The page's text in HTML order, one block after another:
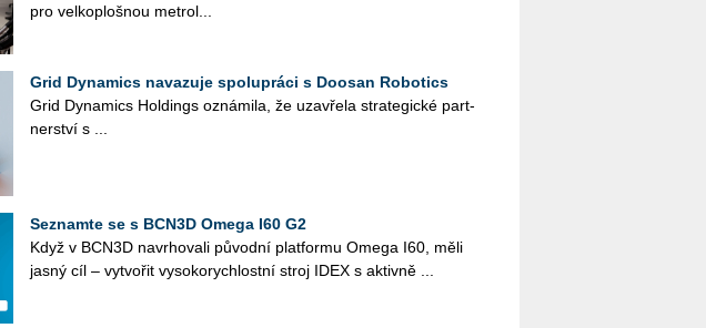
pro vel­ko­ploš­nou me­t­ro­l...
Grid Dynamics navazuje spolupráci s Doosan Robotics
Grid Dy­na­mics Hol­dings ozná­mi­la, že uza­vře­la stra­te­gic­ké part­
ner­ství s ...
Seznamte se s BCN3D Omega I60 G2
Když v BCN3D na­vr­ho­va­li pů­vod­ní plat­for­mu Omega I60, měli
jasný cíl – vy­tvo­řit vy­so­ko­rych­lost­ní stroj IDEX s ak­tiv­ně ...